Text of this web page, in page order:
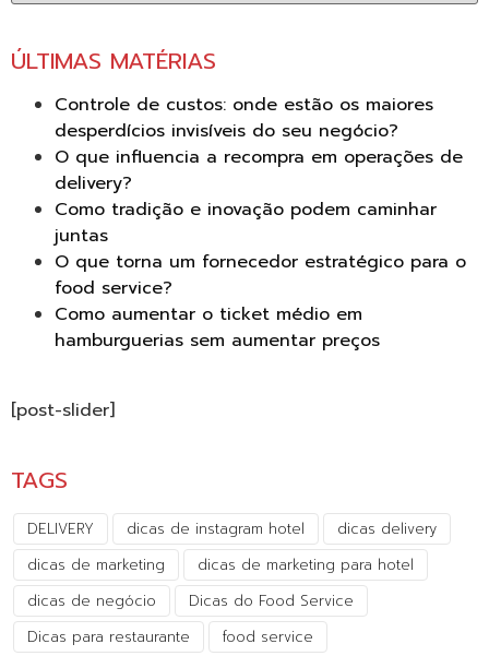
ÚLTIMAS MATÉRIAS
Controle de custos: onde estão os maiores
desperdícios invisíveis do seu negócio?
O que influencia a recompra em operações de
delivery?
Como tradição e inovação podem caminhar
juntas
O que torna um fornecedor estratégico para o
food service?
Como aumentar o ticket médio em
hamburguerias sem aumentar preços
[post-slider]
TAGS
DELIVERY dicas de instagram hotel
dicas delivery
dicas de marketing
dicas de marketing para hotel
dicas de negócio
Dicas do Food Service
Dicas para restaurante
food service